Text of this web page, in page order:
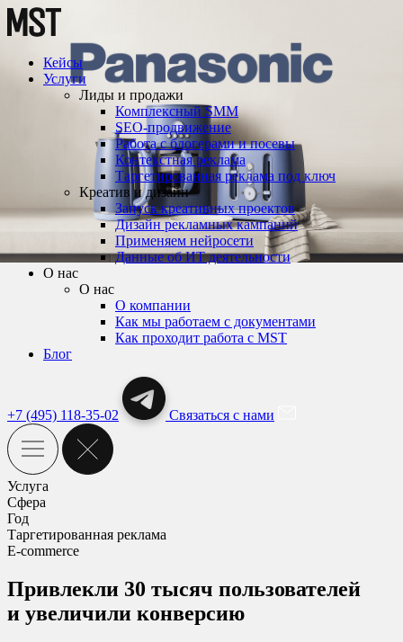
Кейсы
Услуги
Лиды и продажи
Комплексный SMM
SEO-продвижение
Работа с блогерами и посевы
Контекстная реклама
Таргетированная реклама под ключ
Креатив и дизайн
Запуск креативных проектов
Дизайн рекламных кампаний
Применяем нейросети
Данные об ИТ деятельности
О нас
О нас
О компании
Как мы работаем с документами
Как проходит работа с MST
Блог
+7 (495) 118-35-02 Связаться с нами
Услуга
Сфера
Год
Таргетированная реклама
E-commerce
Привлекли 30 тысяч пользователей
и увеличили конверсию